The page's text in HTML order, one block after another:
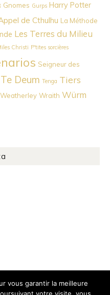
Gnomes Gurps Harry Potter
de Cthulhu La Méthode
Les Terres du Milieu
Christi P'tites sorcières
Seigneur des
Te Deum Tenga Tiers
Weatherley Wraith Würm
vous garantir la meilleure